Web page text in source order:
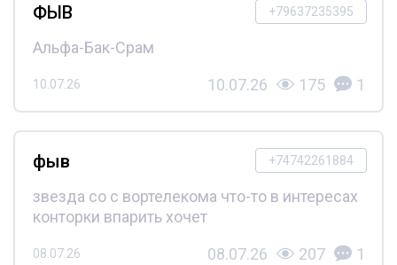
+79637235395
ФЫВ
Альфа-Бак-Срам
10.07.26 10.07.26 175 1
+74742261884
фыв
звезда со с вортелекома что-то в интересах
конторки впарить хочет
08.07.26 08.07.26 207 1